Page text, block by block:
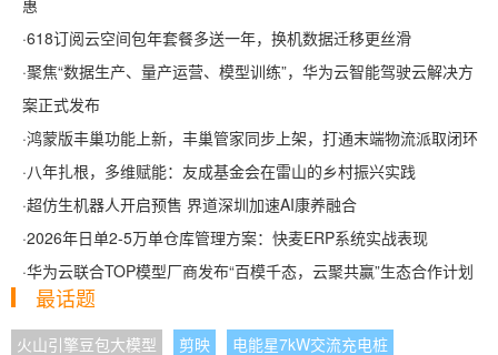
惠
·618订阅云空间包年套餐多送一年，换机数据迁移更丝滑
·聚焦“数据生产、量产运营、模型训练”，华为云智能驾驶云解决方
案正式发布
·鸿蒙版丰巢功能上新，丰巢管家同步上架，打通末端物流派取闭环
·八年扎根，多维赋能：友成基金会在雷山的乡村振兴实践
·超仿生机器人开启预售 界道深圳加速AI康养融合
·2026年日单2-5万单仓库管理方案：快麦ERP系统实战表现
·华为云联合TOP模型厂商发布“百模千态，云聚共赢”生态合作计划
最话题
火山引擎豆包大模型 剪映 电能星7kW交流充电桩